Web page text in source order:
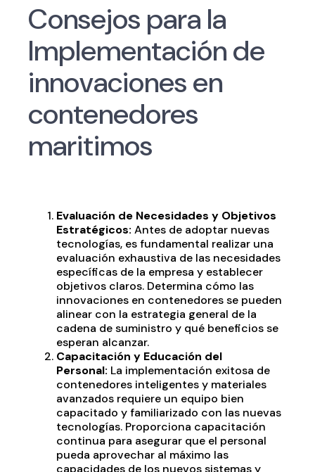
Consejos para la
Implementación de
innovaciones en
contenedores
maritimos
Evaluación de Necesidades y Objetivos
Estratégicos: Antes de adoptar nuevas
tecnologías, es fundamental realizar una
evaluación exhaustiva de las necesidades
específicas de la empresa y establecer
objetivos claros. Determina cómo las
innovaciones en contenedores se pueden
alinear con la estrategia general de la
cadena de suministro y qué beneficios se
esperan alcanzar.
Capacitación y Educación del
Personal: La implementación exitosa de
contenedores inteligentes y materiales
avanzados requiere un equipo bien
capacitado y familiarizado con las nuevas
tecnologías. Proporciona capacitación
continua para asegurar que el personal
pueda aprovechar al máximo las
capacidades de los nuevos sistemas y